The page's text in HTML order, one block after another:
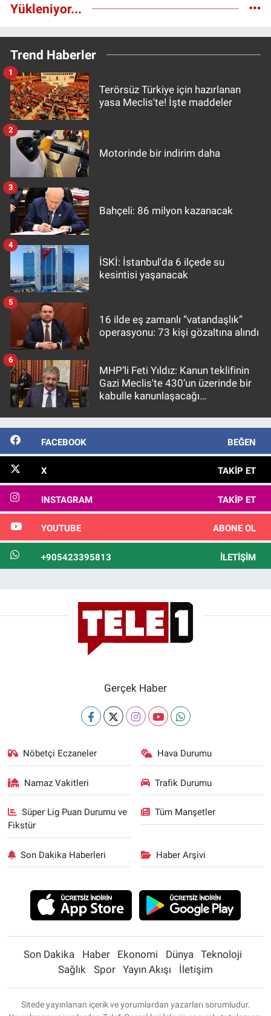
Yükleniyor...
Trend Haberler
Terörsüz Türkiye için hazırlanan
yasa Meclis'te! İşte maddeler
1
Motorinde bir indirim daha
2
Bahçeli: 86 milyon kazanacak
3
İSKİ: İstanbul'da 6 ilçede su
kesintisi yaşanacak
4
16 ilde eş zamanlı “vatandaşlık”
operasyonu: 73 kişi gözaltına alındı
5
MHP’li Feti Yıldız: Kanun teklifinin
Gazi Meclis'te 430’un üzerinde bir
kabulle kanunlaşacağı
6
FACEBOOK BEĞEN
X TAKIP ET
INSTAGRAM TAKIP ET
YOUTUBE ABONE OL
+905423395813 İLETIŞIM
Gerçek Haber
Nöbetçi Eczaneler Hava Durumu
Namaz Vakitleri Trafik Durumu
Süper Lig Puan Durumu ve
Fikstür
Tüm Manşetler
Son Dakika Haberleri Haber Arşivi
Son Dakika Haber Ekonomi Dünya
Teknoloji
Sağlık
Spor Yayın Akışı İletişim
Sitede yayınlanan içerik ve yorumlardan yazarları sorumludur.